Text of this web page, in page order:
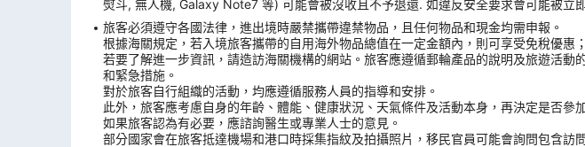
熨斗, 無人機, Galaxy Note7 等) 可能會被沒收且不予退還. 如違反安全要求會可能被立
旅客必須遵守各國法律，進出境時嚴禁攜帶違禁物品，且任何物品和現金均需申報。
根據海關規定，若入境旅客攜帶的自用海外物品總值在一定金額內，則可享受免稅優惠
若要了解進一步資訊，請造訪海關機構的網站。旅客應遵循郵輪產品的說明及旅遊活
和緊急措施。
對於旅客自行組織的活動，均應遵循服務人員的指導和安排。
此外，旅客應考慮自身的年齡、體能、健康狀況、天氣條件及活動本身，再決定是否參
如果旅客認為有必要，應諮詢醫生或專業人士的意見。
部分國家會在旅客抵達機場和港口時採集指紋及拍攝照片，移民官員可能會詢問包含訪